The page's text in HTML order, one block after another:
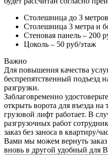
Столешница до 3
Столешница 3 метра и
Стеновая панель – 200
Цоколь – 50 руб/этаж
Важно
Для повышения качества
беспрепятственный подъезд
разгрузки.
Заблаговременно
открыть ворота для въезда
грузовой лифт работает. В
разгрузочных работ
заказ без заноса в квартиру/
Вами мы можем вернуть заказ
вновь в другой удобный для